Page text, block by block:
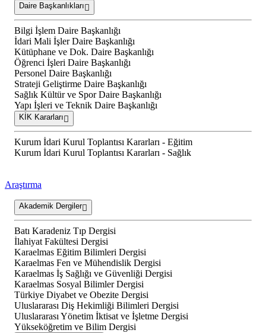
Daire Başkanlıkları
Bilgi İşlem Daire Başkanlığı
İdari Mali İşler Daire Başkanlığı
Kütüphane ve Dok. Daire Başkanlığı
Öğrenci İşleri Daire Başkanlığı
Personel Daire Başkanlığı
Strateji Geliştirme Daire Başkanlığı
Sağlık Kültür ve Spor Daire Başkanlığı
Yapı İşleri ve Teknik Daire Başkanlığı
KİK Kararları
Kurum İdari Kurul Toplantısı Kararları - Eğitim
Kurum İdari Kurul Toplantısı Kararları - Sağlık
Araştırma
Akademik Dergiler
Batı Karadeniz Tıp Dergisi
İlahiyat Fakültesi Dergisi
Karaelmas Eğitim Bilimleri Dergisi
Karaelmas Fen ve Mühendislik Dergisi
Karaelmas İş Sağlığı ve Güvenliği Dergisi
Karaelmas Sosyal Bilimler Dergisi
Türkiye Diyabet ve Obezite Dergisi
Uluslararası Diş Hekimliği Bilimleri Dergisi
Uluslararası Yönetim İktisat ve İşletme Dergisi
Yükseköğretim ve Bilim Dergisi